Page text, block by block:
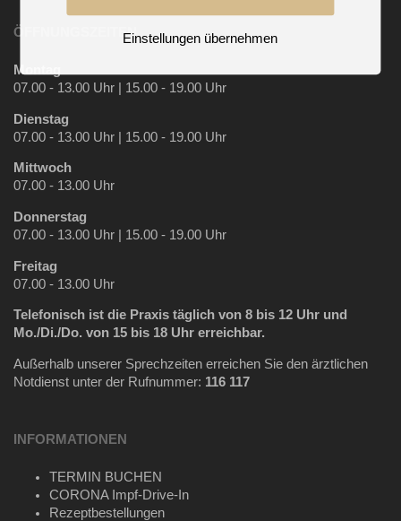
ÖFFNUNGSZEITEN
Montag
07.00 - 13.00 Uhr | 15.00 - 19.00 Uhr
Dienstag
07.00 - 13.00 Uhr | 15.00 - 19.00 Uhr
Mittwoch
07.00 - 13.00 Uhr
Donnerstag
07.00 - 13.00 Uhr | 15.00 - 19.00 Uhr
Freitag
07.00 - 13.00 Uhr
Telefonisch ist die Praxis täglich von 8 bis 12 Uhr und
Mo./Di./Do. von 15 bis 18 Uhr erreichbar.
Außerhalb unserer Sprechzeiten erreichen Sie den ärztlichen
Notdienst unter der Rufnummer: 116 117
INFORMATIONEN
TERMIN BUCHEN
CORONA Impf-Drive-In
Rezeptbestellungen
Einstellungen übernehmen